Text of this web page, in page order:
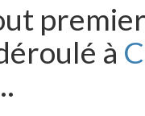
à